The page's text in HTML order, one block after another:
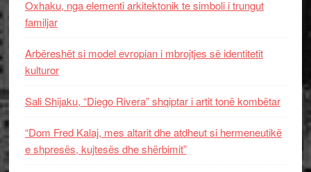
Oxhaku, nga elementi arkitektonik te simboli i trungut
familjar
Arbëreshët si model evropian i mbrojtjes së identitetit
kulturor
Sali Shijaku, “Diego Rivera” shqiptar i artit tonë kombëtar
“Dom Fred Kalaj, mes altarit dhe atdheut si hermeneutikë
e shpresës, kujtesës dhe shërbimit”